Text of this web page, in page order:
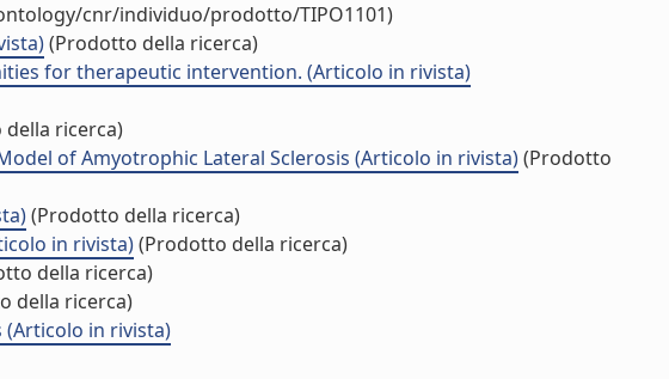
cnr/individuo/prodotto/TIPO1101)
(Prodotto della ricerca)
for therapeutic intervention. (Articolo in rivista)
ricerca)
of Amyotrophic Lateral Sclerosis (Articolo in rivista)(Prodotto
(Prodotto della ricerca)
in rivista)(Prodotto della ricerca)
della ricerca)
della ricerca)
(Articolo in rivista)